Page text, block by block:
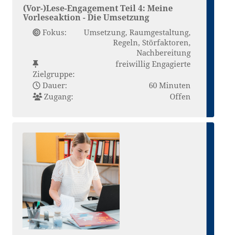
(Vor-)Lese-Engagement Teil 4: Meine
Vorleseaktion - Die Umsetzung
Fokus:
Umsetzung, Raumgestaltung,
Regeln, Störfaktoren,
Nachbereitung
Zielgruppe:
freiwillig Engagierte
Dauer:
60 Minuten
Zugang:
Offen